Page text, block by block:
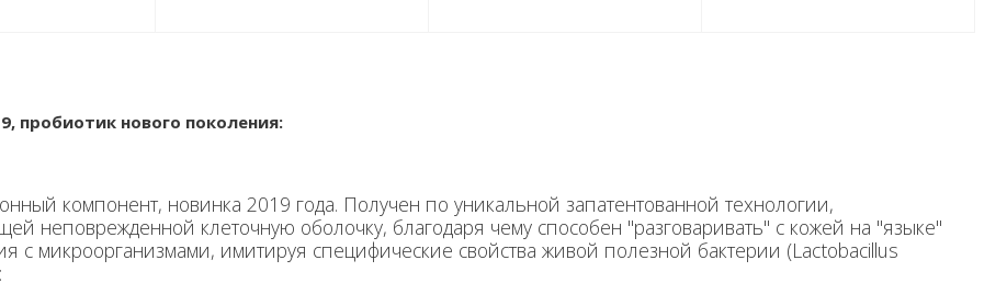
пробиотик нового поколения:
компонент, новинка 2019 года. Получен по уникальной запатентованной технологии,
неповрежденной клеточную оболочку, благодаря чему способен "разговаривать" с кожей на "языке"
с микроорганизмами, имитируя специфические свойства живой полезной бактерии (Lactobacillus